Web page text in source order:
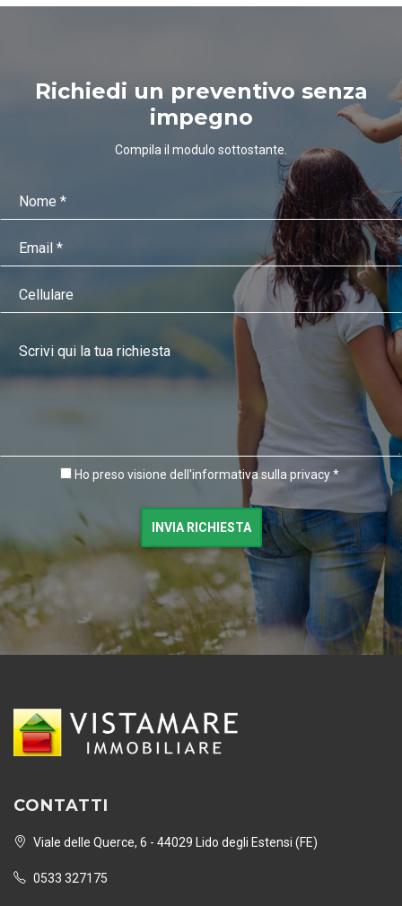
Richiedi un preventivo senza
impegno
Compila il modulo sottostante.
Ho preso visione dell'informativa sulla privacy *
INVIA RICHIESTA
CONTATTI
Viale delle Querce, 6 - 44029 Lido degli Estensi (FE)
0533 327175